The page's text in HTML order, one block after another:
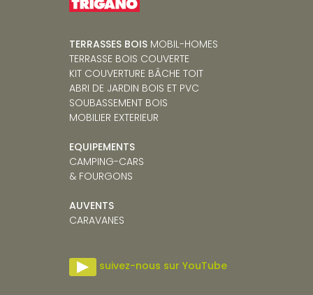
TERRASSES BOIS MOBIL-HOMES
TERRASSE BOIS COUVERTE
KIT COUVERTURE BÂCHE TOIT
ABRI DE JARDIN BOIS ET PVC
SOUBASSEMENT BOIS
MOBILIER EXTERIEUR
EQUIPEMENTS
CAMPING-CARS
& FOURGONS
AUVENTS
CARAVANES
suivez-nous sur YouTube